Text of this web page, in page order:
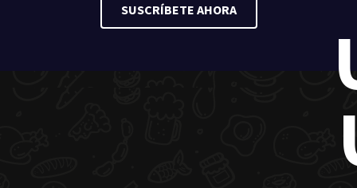
SUSCRÍBETE AHORA